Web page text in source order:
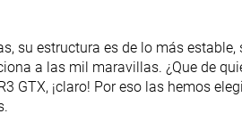
su estructura es de lo más estable,
a las mil maravillas. ¿Que de
GTX, ¡claro! Por eso las hemos